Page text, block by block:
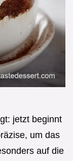
jetzt beginnt
um das
auf die